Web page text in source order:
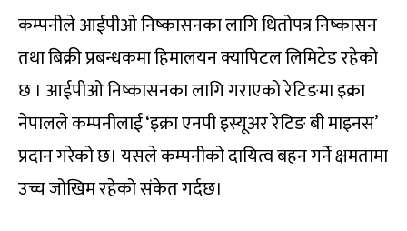
कम्पनीले आईपीओ निष्कासनका लागि धितोपत्र निष्कासन
तथा बिक्री प्रबन्धकमा हिमालयन क्यापिटल लिमिटेड रहेको
छ । आईपीओ निष्कासनका लागि गराएको रेटिङमा इक्रा
नेपालले कम्पनीलाई ‘इक्रा एनपी इस्यूअर रेटिङ बी माइनस’
प्रदान गरेको छ। यसले कम्पनीको दायित्व बहन गर्ने क्षमतामा
उच्च जोखिम रहेको संकेत गर्दछ।